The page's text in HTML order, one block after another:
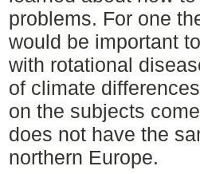
problems. For one
would be important
with rotational
of climate
on the subjects
does not have the
northern Europe.